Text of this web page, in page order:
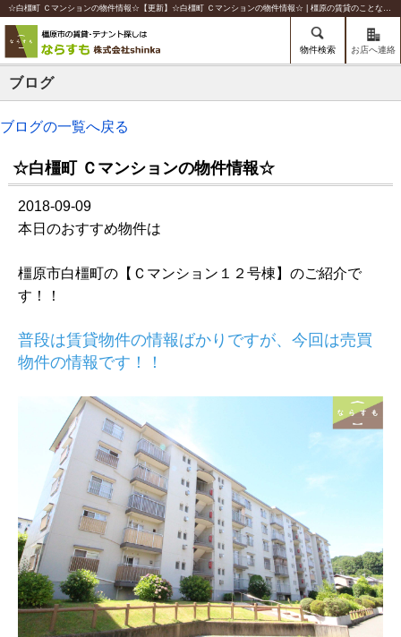
☆白橿町 Ｃマンションの物件情報☆【更新】☆白橿町 Ｃマンションの物件情報☆ | 橿原の賃貸のことならならすも【株式会社shinka】
物件検索 お店へ連絡
ブログ
ブログの一覧へ戻る
☆白橿町 Ｃマンションの物件情報☆
2018-09-09
本日のおすすめ物件は
橿原市白橿町の【Ｃマンション１２号棟】のご紹介で
す！！
普段は賃貸物件の情報ばかりですが、今回は売買
物件の情報です！！